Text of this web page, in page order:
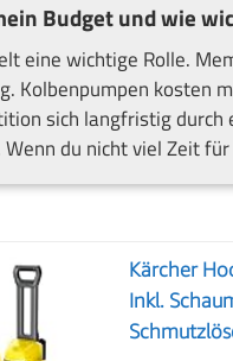
Budget und wie
eine wichtige Rolle.
Kolbenpumpen kosten
sich langfristig durch
du nicht viel Zeit
Kärcher
Inkl.